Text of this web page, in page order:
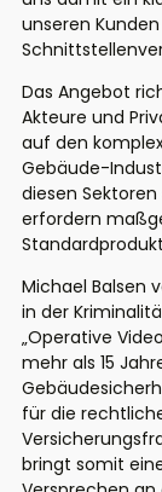
unseren
Das Angebot
Akteure und
auf den
Gebäude-
diesen
erfordern
Michael Balsen
in der
„Operative
mehr als 15
für die
bringt somit